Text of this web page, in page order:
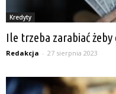
Kredyty
Ile trzeba zarabiać
Redakcja - 27 sierpnia 2023